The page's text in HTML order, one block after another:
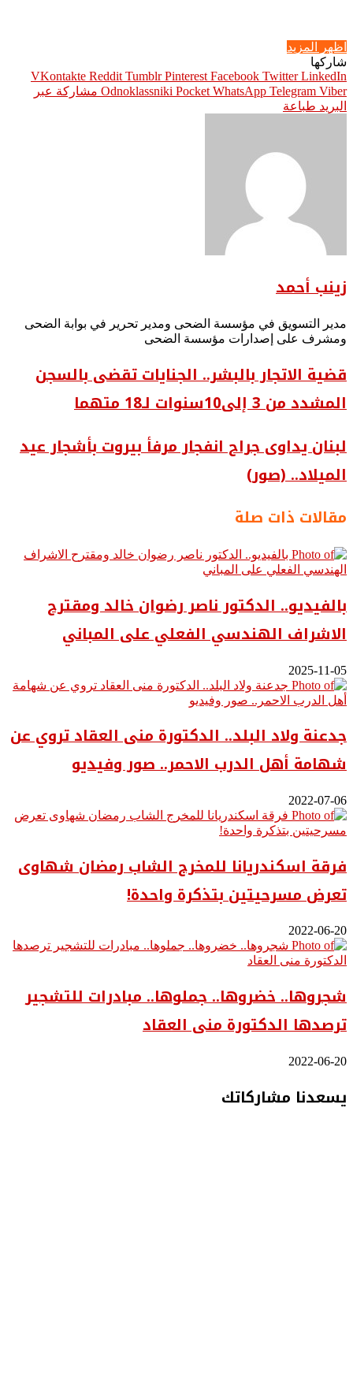
اظهر المزيد
شاركها
Facebook Twitter LinkedIn
Pinterest
Odnoklassniki Pocket WhatsApp Telegram Viber
مشاركة عبر
البريد طباعة
زينب أحمد
مدير التسويق في مؤسسة الضحى ومدير تحرير في بوابة الضحى
ومشرف على إصدارات مؤسسة الضحى
قضية الاتجار بالبشر.. الجنايات تقضى بالسجن
المشدد من 3 إلى10سنوات لـ18 متهما
لبنان يداوى جراح انفجار مرفأ بيروت بأشجار عيد
الميلاد.. (صور)
مقالات ذات صلة
بالفيديو.. ‎الدكتور ناصر رضوان خالد ومقترح
الاشراف الهندسي الفعلي على المباني
2025-11-05
جدعنة ولاد البلد.. الدكتورة منى العقاد تروي عن
شهامة أهل الدرب الاحمر.. صور وفيديو
2022-07-06
فرقة اسكندريانا للمخرج الشاب رمضان شهاوى
تعرض مسرحيتين بتذكرة واحدة!
2022-06-20
شجروها.. خضروها.. جملوها.. مبادرات للتشجير
ترصدها الدكتورة منى العقاد
2022-06-20
يسعدنا مشاركاتك